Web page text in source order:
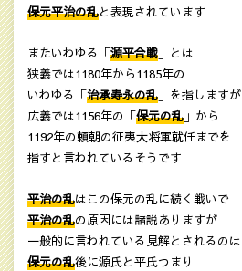
保元平治の乱と表現されています
またいわゆる「源平合戦 」とは
狭義では1180年から1185年の
いわゆる「治承寿永の乱 」を指しますが
広義では1156年の「保元の乱 」から
1192年の頼朝の征夷大将軍就任までを
指すと言われているそうです
平治の乱はこの保元の乱に続く戦いで
平治の乱の原因には諸説ありますが
一般的に言われている見解とされるのは
保元の乱後に源氏と平氏つまり